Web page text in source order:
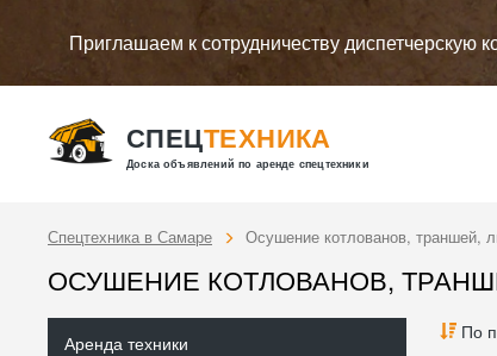
Приглашаем к сотрудничеству диспетчерскую
СПЕЦТЕХНИКА
Доска объявлений по аренде спецтехники
Спецтехника в Самаре Осушение котлованов, траншей,
ОСУШЕНИЕ КОТЛОВАНОВ,
Аренда техники По